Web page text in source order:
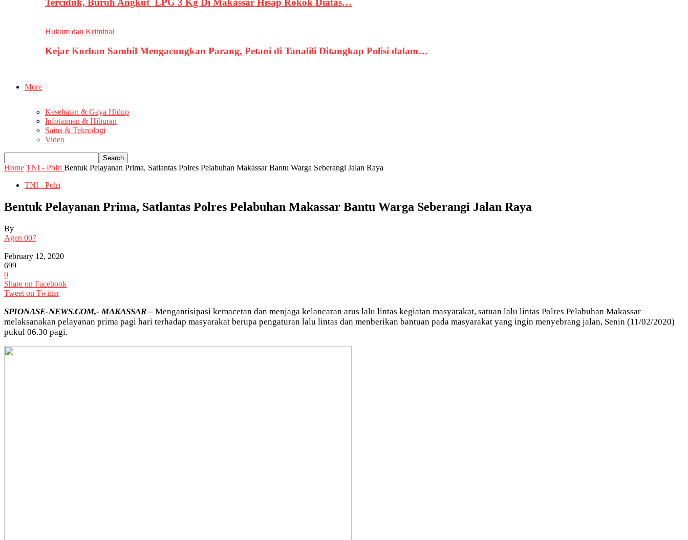
Terciduk, Buruh Angkut LPG 3 Kg Di Makassar Hisap Rokok Diatas…
Hukum dan Kriminal
Kejar Korban Sambil Mengacungkan Parang, Petani di Tanalili Ditangkap Polisi dalam…
More
Kesehatan & Gaya Hidup
Infotaimen & Hiburan
Sains & Teknologi
Video
Home TNI - Polri Bentuk Pelayanan Prima, Satlantas Polres Pelabuhan Makassar Bantu Warga Seberangi Jalan Raya
TNI - Polri
Bentuk Pelayanan Prima, Satlantas Polres Pelabuhan Makassar Bantu Warga Seberangi Jalan Raya
By
Agen 007
-
February 12, 2020
699
0
Share on Facebook
Tweet on Twitter
SPIONASE-NEWS.COM,- MAKASSAR – Mengantisipasi kemacetan dan menjaga kelancaran arus lalu lintas kegiatan masyarakat, satuan lalu lintas Polres Pelabuhan Makassar
melaksanakan pelayanan prima pagi hari terhadap masyarakat berupa pengaturan lalu lintas dan menberikan bantuan pada masyarakat yang ingin menyebrang jalan, Senin (11/02/2020)
pukul 06.30 pagi.